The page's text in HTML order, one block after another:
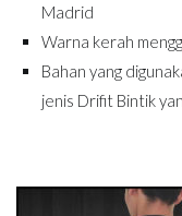
Madrid
Warna kerah
Bahan yang
jenis Drifit Bintik